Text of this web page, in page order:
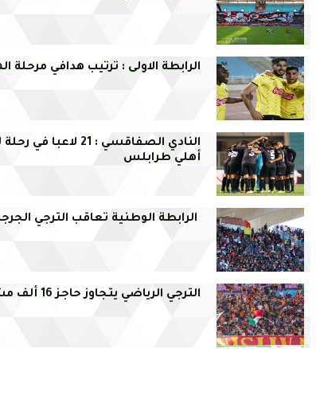
الرابطة الاولى : ترتيب هدافي مرحلة
النادي الصفاقسي : 21
أهلي طرابلس
الرابطة الوطنية تعاقب الترجي
الترجي الرياضي يتجاوز حاجز 16 ألف مشترك